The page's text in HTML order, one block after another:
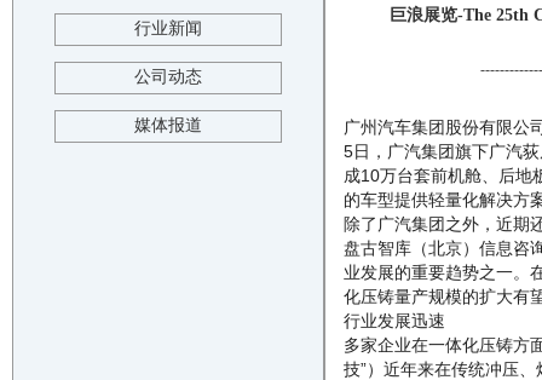
行业新闻
公司动态
媒体报道
巨浪展览-The 25th
广州汽车集团股份有限公
5日，广汽集团旗下广汽
成10万台套前机舱、后地
的车型提供轻量化解决方
除了广汽集团之外，近期
盘古智库（北京）信息咨
业发展的重要趋势之一。
化压铸量产规模的扩大有
行业发展迅速
多家企业在一体化压铸方
技”）近年来在传统冲压